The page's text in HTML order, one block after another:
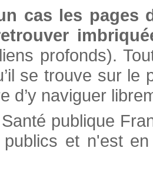
cas les pages
profonds).
se trouve sur
d’y naviguer
publique
et n'est